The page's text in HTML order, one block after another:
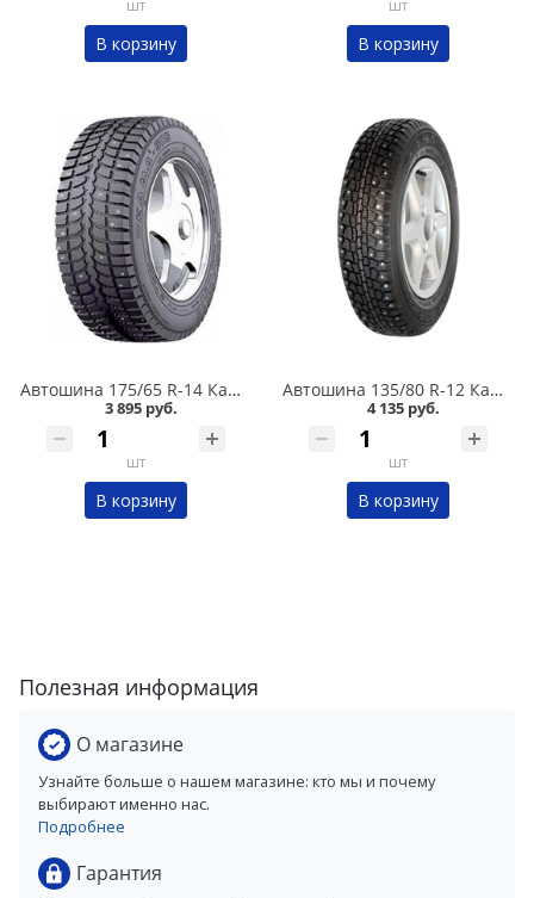
шт
В корзину
шт
В корзину
Автошина 175/65 R-14 Кама 505 82T шип в Омске
3 895 руб.
шт
В корзину
Автошина 135/80 R-12 Кама 503 68Q шип в Омске
4 135 руб.
шт
В корзину
Полезная информация
О магазине
Узнайте больше о нашем магазине: кто мы и почему
выбирают именно нас.
Подробнее
Гарантия